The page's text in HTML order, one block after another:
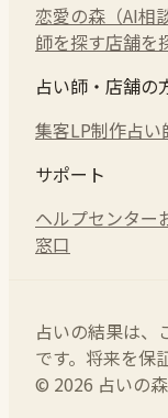
恋愛の森（AI相談
師を探す店舗を
占い師・店舗の
集客LP制作占い
サポート
ヘルプセンター
窓口
占いの結果は、
です。将来を保
© 2026 占いの